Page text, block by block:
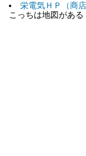
栄電気ＨＰ（商店
こっちは地図がある